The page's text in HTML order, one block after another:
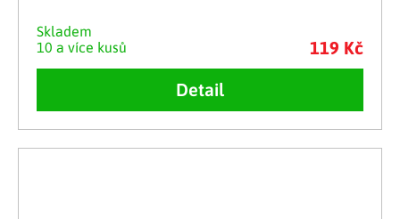
Skladem
10 a více kusů
119 Kč
Detail